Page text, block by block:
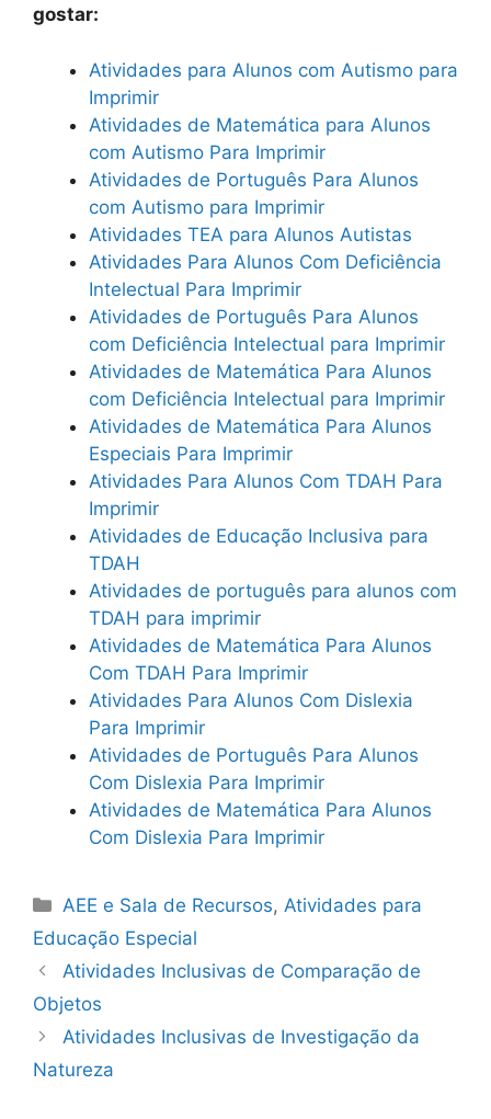
gostar:
Atividades para Alunos com Autismo para
Imprimir
Atividades de Matemática para Alunos
com Autismo Para Imprimir
Atividades de Português Para Alunos
com Autismo para Imprimir
Atividades TEA para Alunos Autistas
Atividades Para Alunos Com Deficiência
Intelectual Para Imprimir
Atividades de Português Para Alunos
com Deficiência Intelectual para Imprimir
Atividades de Matemática Para Alunos
com Deficiência Intelectual para Imprimir
Atividades de Matemática Para Alunos
Especiais Para Imprimir
Atividades Para Alunos Com TDAH Para
Imprimir
Atividades de Educação Inclusiva para
TDAH
Atividades de português para alunos com
TDAH para imprimir
Atividades de Matemática Para Alunos
Com TDAH Para Imprimir
Atividades Para Alunos Com Dislexia
Para Imprimir
Atividades de Português Para Alunos
Com Dislexia Para Imprimir
Atividades de Matemática Para Alunos
Com Dislexia Para Imprimir
Categorias
AEE e Sala de Recursos, Atividades para
Educação Especial
Atividades Inclusivas de Comparação de
Objetos
Atividades Inclusivas de Investigação da
Natureza